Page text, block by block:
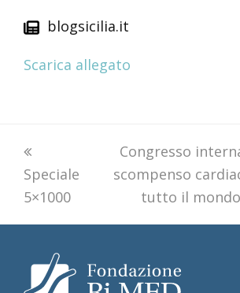
blogsicilia.it
Scarica allegato
post:
Speciale
5×1000
next
post:
Congresso
scompenso
tutto il